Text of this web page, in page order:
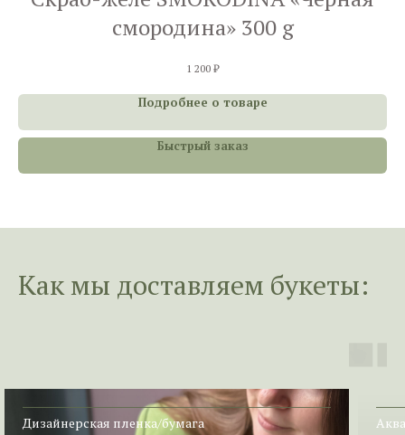
смородина» 300 g
1 200 ₽
Подробнее о товаре
Быстрый заказ
Как мы доставляем букеты:
Дизайнерская пленка/бумага